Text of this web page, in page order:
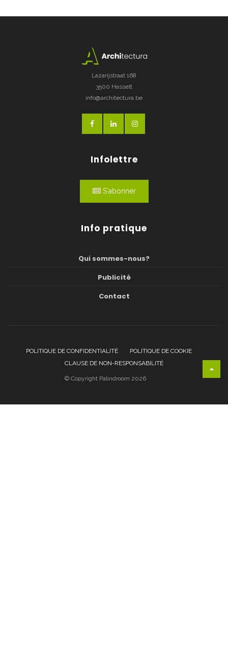
Lazarijstraat 168
3500 Hasselt
info@architectura.be
Infolettre
S'abonner
Info pratique
Qui sommes-nous?
Publicité
Contact
POLITIQUE DE CONFIDENTIALITÉ
POLITIQUE DE COOKIE
CLAUSE DE NON-RESPONSABILITÉ
© Copyright Palindroom 2026